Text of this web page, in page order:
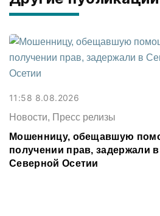
11:58 8.08.2026
Новости, Пресс релизы
Мошенницу, обещавшую
получении прав, задержали в
Северной Осетии